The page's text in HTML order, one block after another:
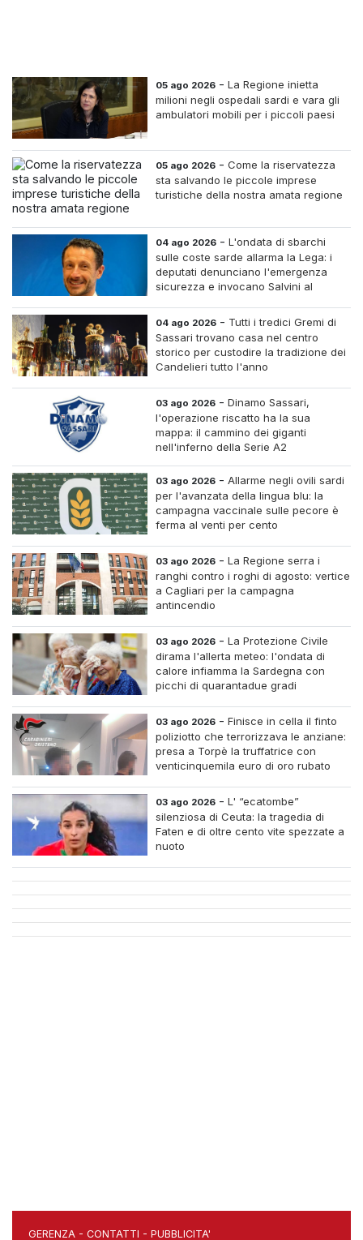
05 ago 2026 -La Regione inietta
milioni negli ospedali sardi e vara gli
ambulatori mobili per i piccoli paesi
05 ago 2026 -Come la riservatezza
sta salvando le piccole imprese
turistiche della nostra amata regione
04 ago 2026 -L'ondata di sbarchi
sulle coste sarde allarma la Lega: i
deputati denunciano l'emergenza
sicurezza e invocano Salvini al
04 ago 2026 - Tutti i tredici Gremi di
Sassari trovano casa nel centro
storico per custodire la tradizione dei
Candelieri tutto l'anno
03 ago 2026 -Dinamo Sassari,
l'operazione riscatto ha la sua
mappa: il cammino dei giganti
nell'inferno della Serie A2
03 ago 2026 -Allarme negli ovili sardi
per l'avanzata della lingua blu: la
campagna vaccinale sulle pecore è
ferma al venti per cento
03 ago 2026 -La Regione serra i
ranghi contro i roghi di agosto: vertice
a Cagliari per la campagna
antincendio
03 ago 2026 -La Protezione Civile
dirama l'allerta meteo: l'ondata di
calore infiamma la Sardegna con
picchi di quarantadue gradi
03 ago 2026 -Finisce in cella il finto
poliziotto che terrorizzava le anziane:
presa a Torpè la truffatrice con
venticinquemila euro di oro rubato
03 ago 2026 -L' “ecatombe”
silenziosa di Ceuta: la tragedia di
Faten e di oltre cento vite spezzate a
nuoto
GERENZA - CONTATTI - PUBBLICITA'